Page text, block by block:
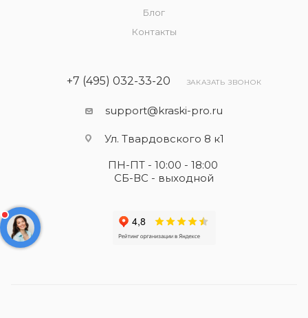
Блог
Контакты
+7 (495) 032-33-20 ЗАКАЗАТЬ ЗВОНОК
support@kraski-pro.ru
Ул. Твардовского 8 к1
ПН-ПТ - 10:00 - 18:00
СБ-ВС - выходной